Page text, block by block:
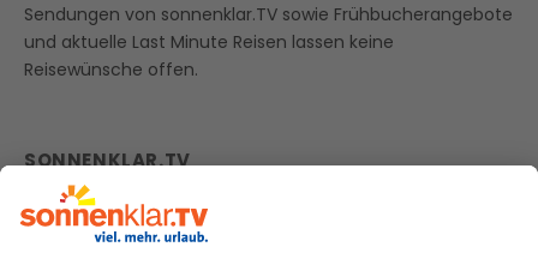
Sendungen von sonnenklar.TV sowie Frühbucherangebote
und aktuelle Last Minute Reisen lassen keine
Reisewünsche offen.
SONNENKLAR.TV
zur Webseite